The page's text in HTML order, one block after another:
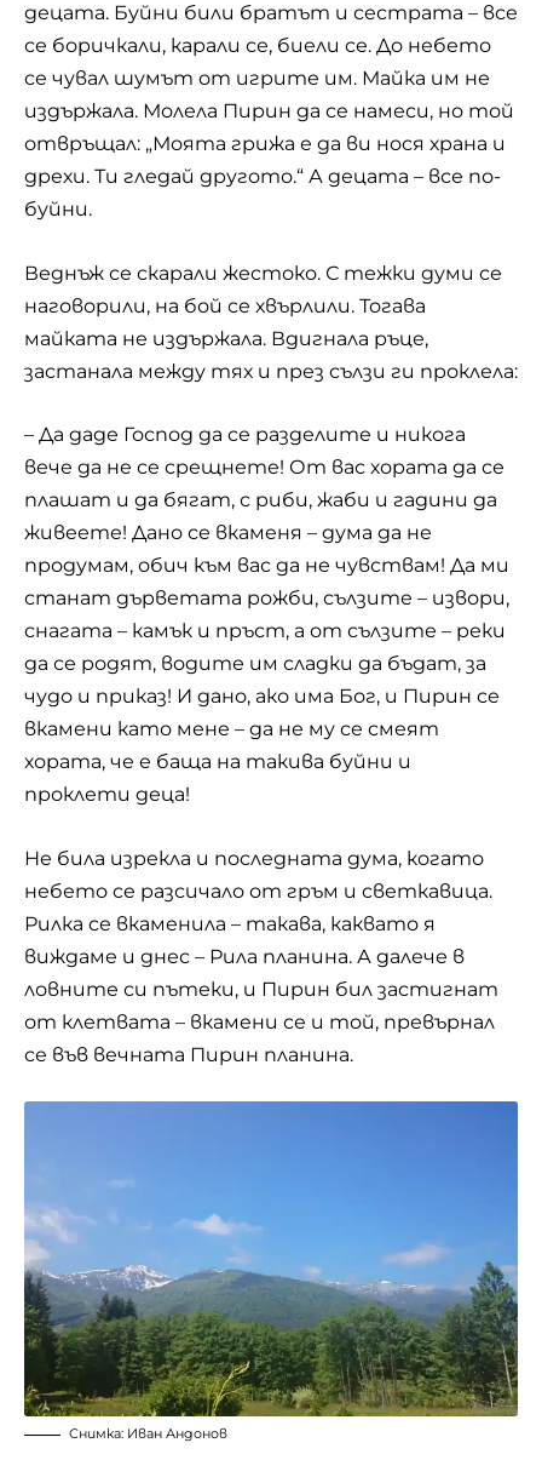
децата. Буйни били братът и сестрата – все
се боричкали, карали се, биели се. До небето
се чувал шумът от игрите им. Майка им не
издържала. Молела Пирин да се намеси, но той
отвръщал: „Моята грижа е да ви нося храна и
дрехи. Ти гледай другото.“ А децата – все по-
буйни.
Веднъж се скарали жестоко. С тежки думи се
наговорили, на бой се хвърлили. Тогава
майката не издържала. Вдигнала ръце,
застанала между тях и през сълзи ги проклела:
– Да даде Господ да се разделите и никога
вече да не се срещнете! От вас хората да се
плашат и да бягат, с риби, жаби и гадини да
живеете! Дано се вкаменя – дума да не
продумам, обич към вас да не чувствам! Да ми
станат дърветата рожби, сълзите – извори,
снагата – камък и пръст, а от сълзите – реки
да се родят, водите им сладки да бъдат, за
чудо и приказ! И дано, ако има Бог, и Пирин се
вкамени като мене – да не му се смеят
хората, че е баща на такива буйни и
проклети деца!
Не била изрекла и последната дума, когато
небето се разсичало от гръм и светкавица.
Рилка се вкаменила – такава, каквато я
виждаме и днес – Рила планина. А далече в
ловните си пътеки, и Пирин бил застигнат
от клетвата – вкамени се и той, превърнал
се във вечната Пирин планина.
Снимка: Иван Андонов